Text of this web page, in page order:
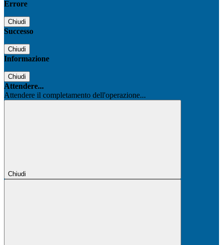
Errore
Chiudi
Successo
Chiudi
Informazione
Chiudi
Attendere...
Attendere il completamento dell'operazione...
Chiudi